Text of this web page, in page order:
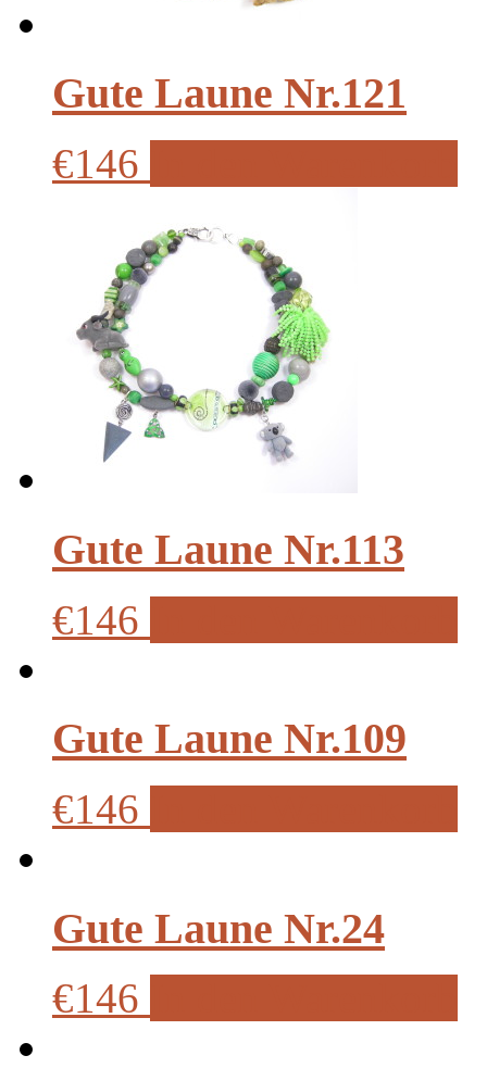
Gute Laune Nr.121
€146
Gute Laune Nr.113
€146
Gute Laune Nr.109
€146
Gute Laune Nr.24
€146